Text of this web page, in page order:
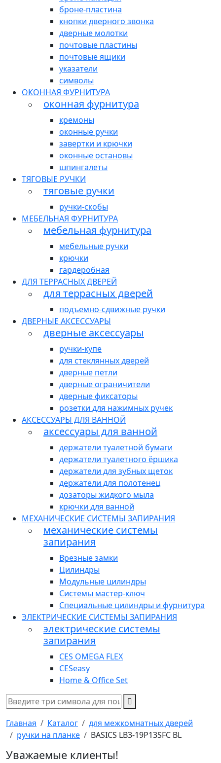
броне-пластина
кнопки дверного звонка
дверные молотки
почтовые пластины
почтовые ящики
указатели
символы
ОКОННАЯ ФУРНИТУРА
оконная фурнитура
кремоны
оконные ручки
завертки и крючки
оконные остановы
шпингалеты
ТЯГОВЫЕ РУЧКИ
тяговые ручки
ручки-скобы
МЕБЕЛЬНАЯ ФУРНИТУРА
мебельная фурнитура
мебельные ручки
крючки
гардеробная
ДЛЯ ТЕРРАСНЫХ ДВЕРЕЙ
для террасных дверей
подъемно-сдвижные ручки
ДВЕРНЫЕ АКСЕССУАРЫ
дверные аксессуары
ручки-купе
для стеклянных дверей
дверные петли
дверные ограничители
дверные фиксаторы
розетки для нажимных ручек
АКСЕССУАРЫ ДЛЯ ВАННОЙ
аксессуары для ванной
держатели туалетной бумаги
держатели туалетного ёршика
держатели для зубных щеток
держатели для полотенец
дозаторы жидкого мыла
крючки для ванной
МЕХАНИЧЕСКИЕ СИСТЕМЫ ЗАПИРАНИЯ
механические системы
запирания
Врезные замки
Цилиндры
Модульные цилиндры
Системы мастер-ключ
Специальные цилиндры и фурнитура
ЭЛЕКТРИЧЕСКИЕ СИСТЕМЫ ЗАПИРАНИЯ
электрические системы
запирания
CES OMEGA FLEX
CESeasy
Home & Office Set
Главная Каталог
для межкомнатных дверей
ручки на планке
BASICS LB3-19P13SFC BL
Уважаемые клиенты!